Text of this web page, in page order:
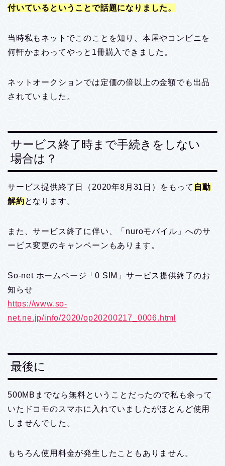
付いているということで話題になりました。
当時私もネットでこのことを知り、本屋やコンビニを
何軒かまわってやっと1冊購入できました。
ネットオークションでは定価の倍以上の金額でも出品
されていました。
サービス終了時まで手続きをしない
場合は？
サービス提供終了日（2020年8月31日）をもって 自動
解約となります。
また、サービス終了に伴い、「nuroモバイル」へのサ
ービス変更のキャンペーンもあります。
So-net ホームページ「0 SIM」サービス提供終了のお
知らせ
https://www.so-
net.ne.jp/info/2020/op20200217_0006.html
最後に
500MBまでなら無料ということだったので私も余って
いたドコモのスマホに入れていましたがほとんど使用
しませんでした。
もちろん使用料金が発生したこともありません。